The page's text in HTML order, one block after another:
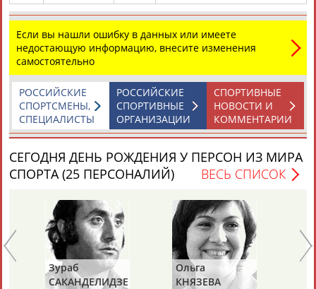
Если вы нашли ошибку в данных или имеете
недостающую информацию, внесите изменения
самостоятельно
СПОРТИВНЫЕ
НОВОСТИ И
КОММЕНТАРИИ
РОССИЙСКИЕ
СПОРТИВНЫЕ
ОРГАНИЗАЦИИ
РОССИЙСКИЕ
СПОРТСМЕНЫ,
СПЕЦИАЛИСТЫ
СЕГОДНЯ ДЕНЬ РОЖДЕНИЯ У ПЕРСОН ИЗ МИРА
СПОРТА (25 ПЕРСОНАЛИЙ)
ВЕСЬ СПИСОК
Зураб
САКАНДЕЛИДЗЕ
Ольга
КНЯЗЕВА